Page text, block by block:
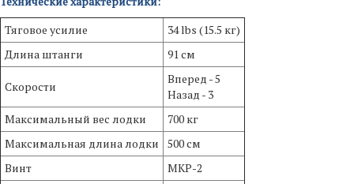
Тяговое усилие
34 lbs (15.5 кг)
Длина штанги
91 см
Скорости
Вперед - 5
Назад - 3
Максимальный вес лодки
700 кг
Максимальная длина лодки
500 см
Винт
MKP-2